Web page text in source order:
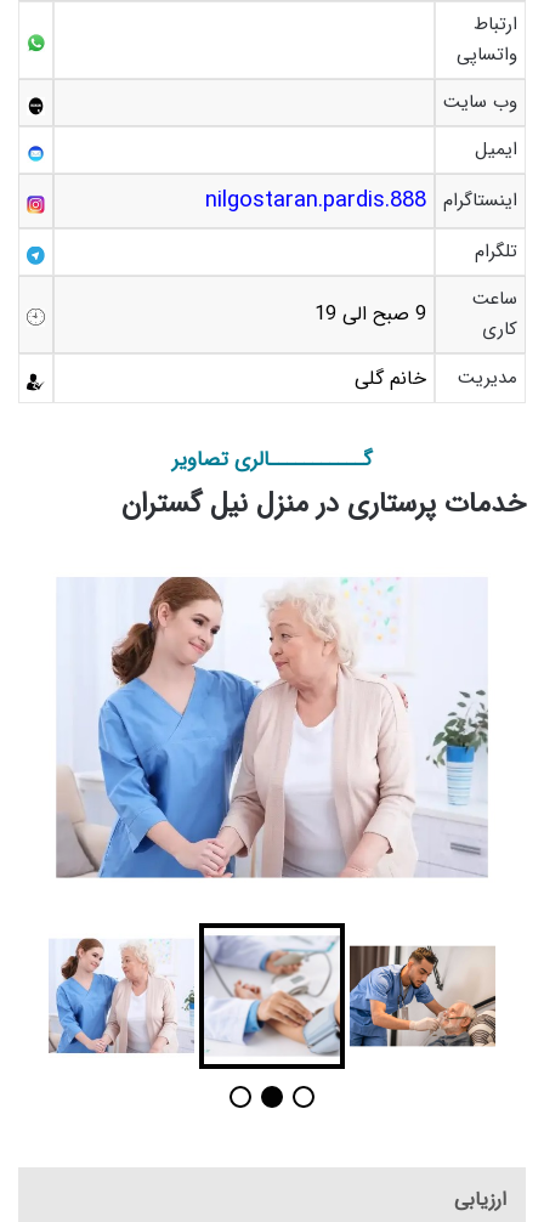
ارتباط
واتساپی
وب سایت
ایمیل
اینستاگرام nilgostaran.pardis.888
تلگرام
ساعت
کاری
9 صبح الی 19
مدیریت خانم گلی
گـــــــــــالری تصاویر
خدمات پرستاری در منزل نیل گستران
ارزیابی